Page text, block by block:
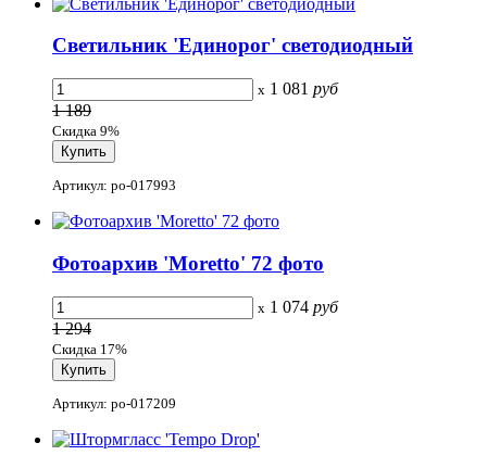
Светильник 'Единорог' светодиодный
x 1 081 руб
1 189
Скидка 9%
Артикул: po-017993
Фотоархив 'Moretto' 72 фото
x 1 074 руб
1 294
Скидка 17%
Артикул: po-017209